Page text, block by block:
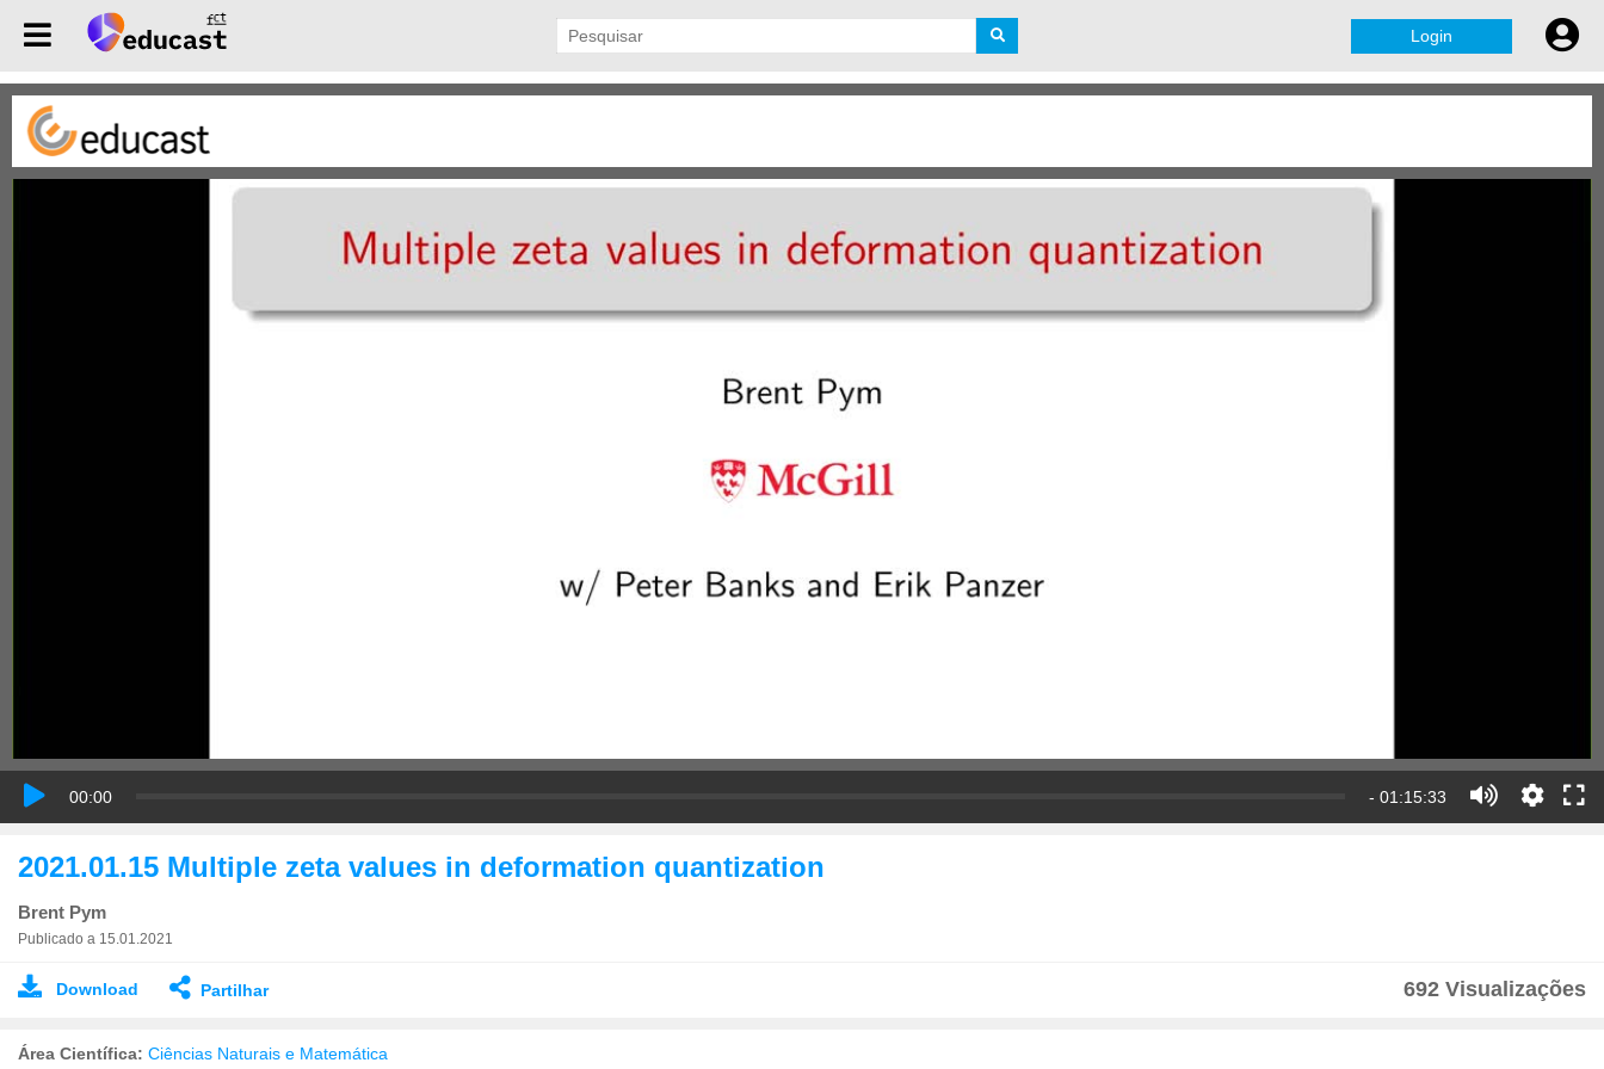
Login
00:00 - 01:15:33
2021.01.15 Multiple zeta values in deformation quantization
Brent Pym
Publicado a 15.01.2021
Download Partilhar 692 Visualizações
Área Científica: Ciências Naturais e Matemática